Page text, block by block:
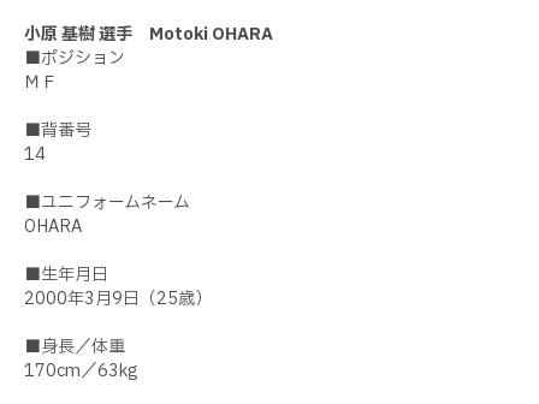
小原 基樹 選手 Motoki OHARA
■ポジション
ＭＦ
■背番号
14
■ユニフォームネーム
OHARA
■生年月日
2000年3月9日（25歳）
■身長／体重
170cm／63kg